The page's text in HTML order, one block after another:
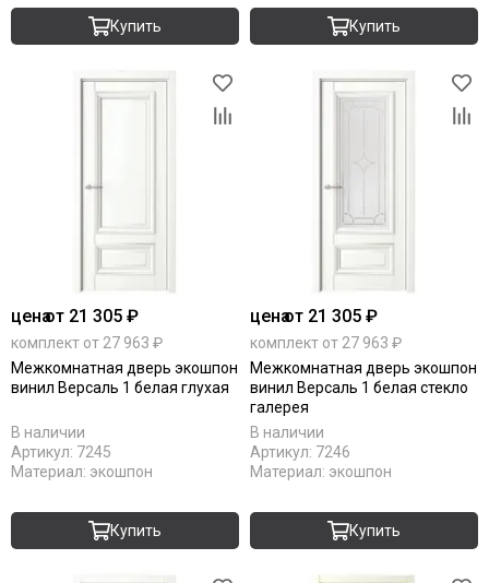
Купить Купить
ценаот 21 305 ₽
комплект от 27 963 ₽
Межкомнатная дверь экошпон
винил Версаль 1 белая глухая
В наличии
Артикул: 7245
Материал: экошпон
Купить
ценаот 21 305 ₽
комплект от 27 963 ₽
Межкомнатная дверь экошпон
винил Версаль 1 белая стекло
галерея
В наличии
Артикул: 7246
Материал: экошпон
Купить